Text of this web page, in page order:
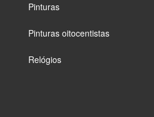
Pinturas
Pinturas oitocentistas
Relógios